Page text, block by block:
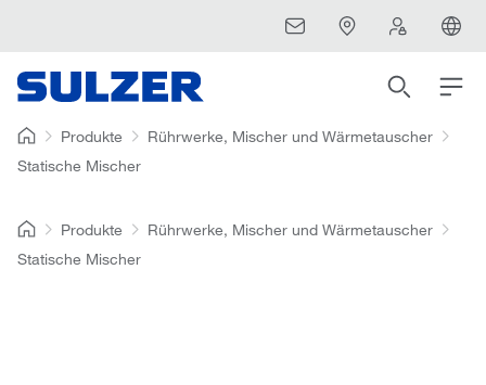
Produkte
Rührwerke, Mischer und Wärmetauscher
Statische Mischer
Produkte
Rührwerke, Mischer und Wärmetauscher
Statische Mischer